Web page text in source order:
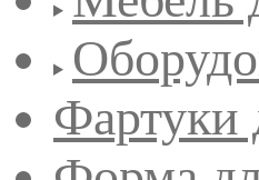
Фартуки